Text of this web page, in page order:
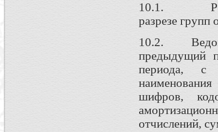
10.1.
разрезе групп
10.2.
предыдущий
периода, с
шифров,
отчислений,